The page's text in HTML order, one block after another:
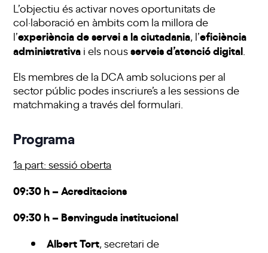
L’objectiu és activar noves oportunitats de
col·laboració en àmbits com la millorade
l’experiència de servei a la ciutadania, l’eficiència
administrativa i els nousserveis d’atenció digital
Els membres de la DCA amb solucions per al
sector públic podes inscriure’s a les sessions de
matchmaking a través delformulari
Programa
1a part: sessió oberta
09:30 h – Acreditacions
09:30 h – Benvinguda institucional
Albert Tort, secretari de